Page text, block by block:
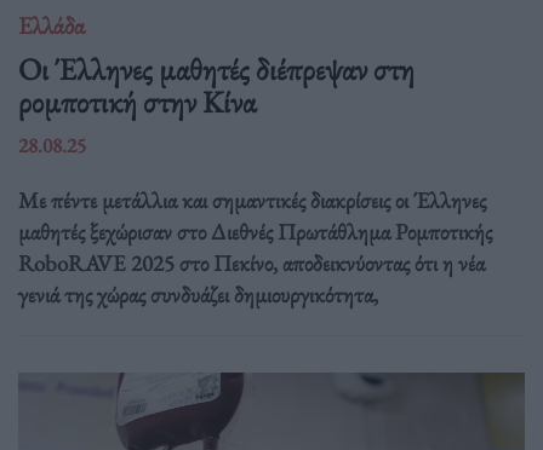
Ελλάδα
Οι Έλληνες μαθητές διέπρεψαν στη
ρομποτική στην Κίνα
28.08.25
Με πέντε μετάλλια και σημαντικές διακρίσεις οι Έλληνες
μαθητές ξεχώρισαν στο Διεθνές Πρωτάθλημα Ρομποτικής
RoboRAVE 2025 στο Πεκίνο, αποδεικνύοντας ότι η νέα
γενιά της χώρας συνδυάζει δημιουργικότητα,